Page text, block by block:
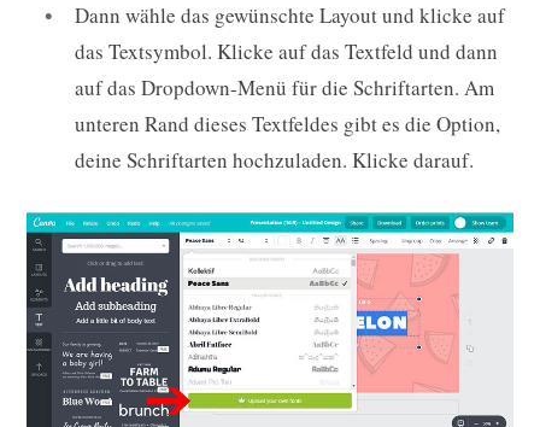
Dann wähle das gewünschte Layout und klicke auf
das Textsymbol. Klicke auf das Textfeld und dann
auf das Dropdown-Menü für die Schriftarten. Am
unteren Rand dieses Textfeldes gibt es die Option,
deine Schriftarten hochzuladen. Klicke darauf.